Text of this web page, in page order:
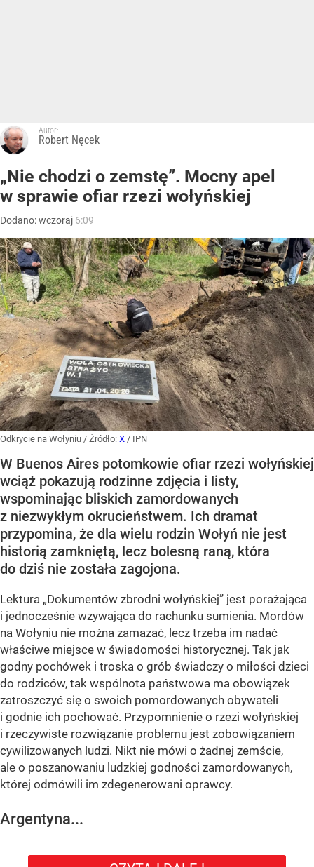
Autor:
Robert Nęcek
„Nie chodzi o zemstę”. Mocny apel
w sprawie ofiar rzezi wołyńskiej
Dodano:wczoraj 6:09
Odkrycie na Wołyniu / Źródło: X / IPN
W Buenos Aires potomkowie ofiar rzezi wołyńskiej
wciąż pokazują rodzinne zdjęcia i listy,
wspominając bliskich zamordowanych
z niezwykłym okrucieństwem. Ich dramat
przypomina, że dla wielu rodzin Wołyń nie jest
historią zamkniętą, lecz bolesną raną, która
do dziś nie została zagojona.
Lektura „Dokumentów zbrodni wołyńskiej” jest porażająca
i jednocześnie wzywająca do rachunku sumienia. Mordów
na Wołyniu nie można zamazać, lecz trzeba im nadać
właściwe miejsce w świadomości historycznej. Tak jak
godny pochówek i troska o grób świadczy o miłości dzieci
do rodziców, tak wspólnota państwowa ma obowiązek
zatroszczyć się o swoich pomordowanych obywateli
i godnie ich pochować. Przypomnienie o rzezi wołyńskiej
i rzeczywiste rozwiązanie problemu jest zobowiązaniem
cywilizowanych ludzi. Nikt nie mówi o żadnej zemście,
ale o poszanowaniu ludzkiej godności zamordowanych,
której odmówili im zdegenerowani oprawcy.
Argentyna...